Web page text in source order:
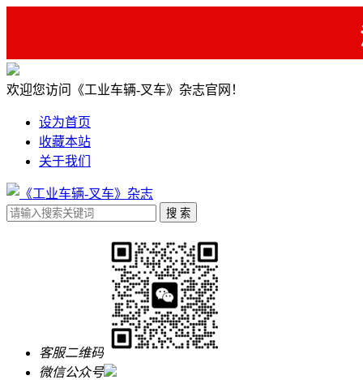
欢迎您访问《工业车辆-叉车》杂志官网！
设为首页
收藏本站
关于我们
客服二维码
微信公众号